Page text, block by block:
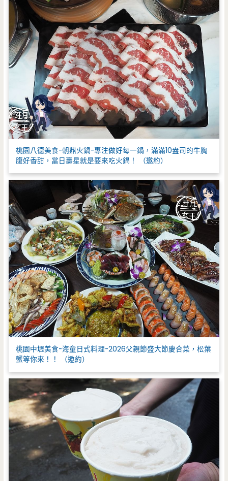
桃園八德美食-朝鼎火鍋-專注做好每一鍋，滿滿10盎司的牛胸
腹好香甜，當日壽星就是要來吃火鍋！ （邀約）
桃園中壢美食-海童日式料理-2026父親節盛大節慶合菜，松葉
蟹等你來！！ （邀約）